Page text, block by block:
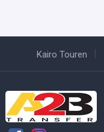
Kairo Touren